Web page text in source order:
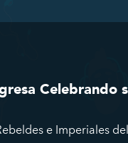
Celebrando
e Imperiales